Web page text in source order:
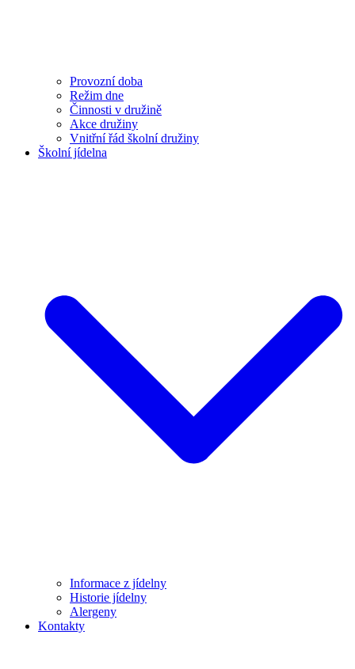
Provozní doba
Režim dne
Činnosti v družině
Akce družiny
Vnitřní řád školní družiny
Školní jídelna
Informace z jídelny
Historie jídelny
Alergeny
Kontakty